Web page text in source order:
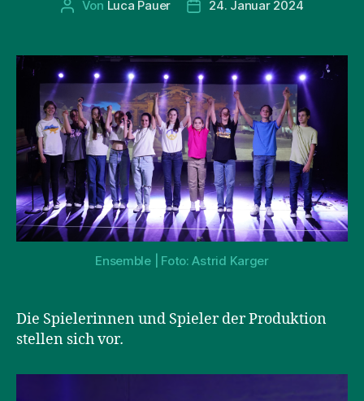
Beitragsautor
Von Luca Pauer Beitragsdatum
24. Januar 2024
Ensemble | Foto: Astrid Karger
Die Spielerinnen und Spieler der Produktion
stellen sich vor.